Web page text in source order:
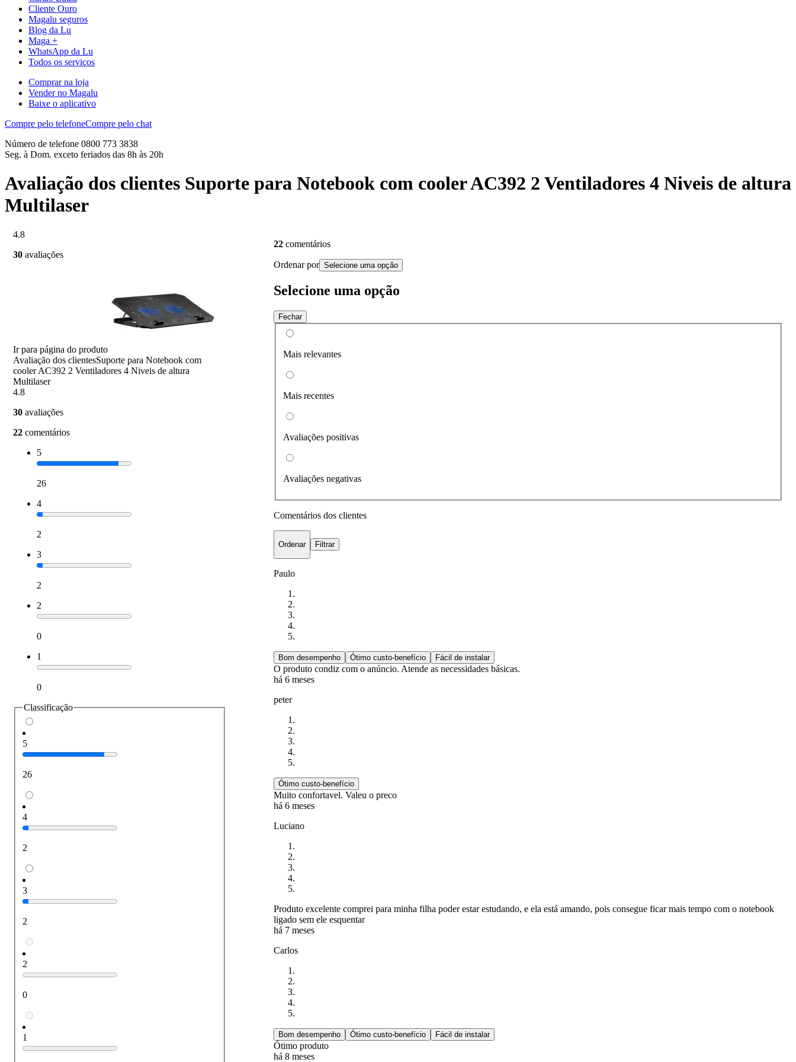
Cliente Ouro
Magalu seguros
Blog da Lu
Maga +
WhatsApp da Lu
Todos os serviços
Comprar na loja
Vender no Magalu
Baixe o aplicativo
Compre pelo telefoneCompre pelo chat
Número de telefone 0800 773 3838
Seg. à Dom. exceto feriados das 8h às 20h
Avaliação dos clientes Suporte para Notebook com cooler AC392 2 Ventiladores 4 Niveis de altura
Multilaser
4.8
30 avaliações
Ir para página do produto
Avaliação dos clientesSuporte para Notebook com
cooler AC392 2 Ventiladores 4 Niveis de altura
Multilaser
4.8
30 avaliações
22 comentários
5
26
4
2
3
2
2
0
1
0
Classificação
5
26
4
2
3
2
2
0
1
22 comentários
Ordenar por Selecione uma opção
Selecione uma opção
Fechar
Mais relevantes
Mais recentes
Avaliações positivas
Avaliações negativas
Comentários dos clientes
Ordenar Filtrar
Paulo
Bom desempenho Ótimo custo-benefício Fácil de instalar
O produto condiz com o anúncio. Atende as necessidades básicas.
há 6 meses
peter
Ótimo custo-benefício
Muito confortavel. Valeu o preco
há 6 meses
Luciano
Produto excelente comprei para minha filha poder estar estudando, e ela está amando, pois consegue ficar mais tempo com o notebook
ligado sem ele esquentar
há 7 meses
Carlos
Bom desempenho Ótimo custo-benefício Fácil de instalar
Ótimo produto
há 8 meses